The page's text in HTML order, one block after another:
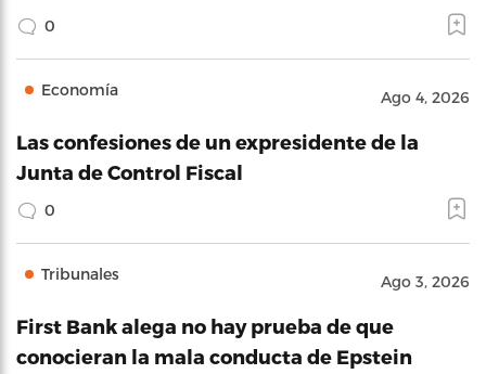
0
Economía Ago 4, 2026
Las confesiones de un expresidente de la
Junta de Control Fiscal
0
Tribunales Ago 3, 2026
First Bank alega no hay prueba de que
conocieran la mala conducta de Epstein